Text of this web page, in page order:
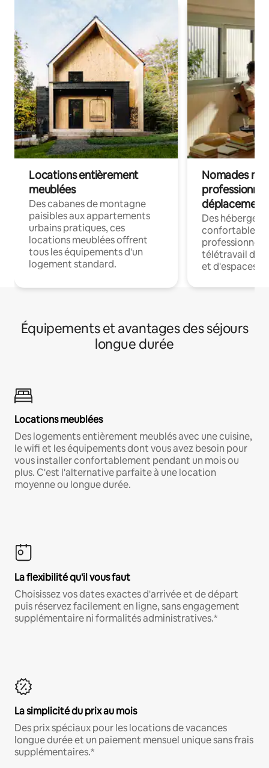
Locations entièrement
meublées
Des cabanes de montagne
paisibles aux appartements
urbains pratiques, ces
locations meublées offrent
tous les équipements d'un
logement standard.
Nomades
déplacement
Des
confortables
professionnels
télétravail
et d'espaces
Équipements et avantages des séjours
longue durée
Locations meublées
Des logements entièrement meublés avec une cuisine,
le wifi et les équipements dont vous avez besoin pour
vous installer confortablement pendant un mois ou
plus. C'est l'alternative parfaite à une location
moyenne ou longue durée.
La flexibilité qu'il vous faut
Choisissez vos dates exactes d'arrivée et de départ
puis réservez facilement en ligne, sans engagement
supplémentaire ni formalités administratives.*
La simplicité du prix au mois
Des prix spéciaux pour les locations de vacances
longue durée et un paiement mensuel unique sans frais
supplémentaires.*